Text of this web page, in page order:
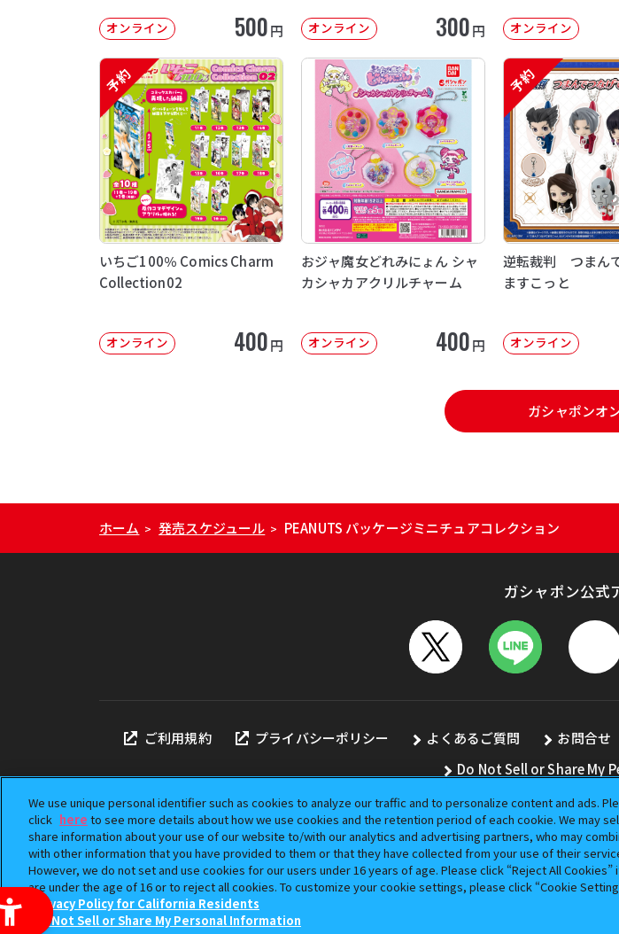
オンライン 500円 オンライン 300円 オンライン
予約
いちご100％ Comics Charm
Collection02
オンライン 400円
おジャ魔女どれみにょん シャ
カシャカアクリルチャーム
オンライン 400円
予約
逆転裁判 つまん
ますこっと
オンライン
ガシャポンオ
ホーム > 発売スケジュール > PEANUTS パッケージミニチュアコレクション
ガシャポン公式
ご利用規約 プライバシーポリシー よくあるご質問 お問合せ
Do Not Sell or Share My
本サイトに掲載されている全ての画像、文章、データの無断転用、転載をお
「ガシャポン」は株式会社バンダイの登録商標です。
©BANDAI
We use unique personal identifier such as cookies to analyze our traffic and to personalize content and ads.
click here to see more details about how we use cookies and the retention period of each cookie. We may
share information about your use of our website to/with our analytics and advertising partners, who may
with other information that you have provided to them or that they have collected from your use of their
However, we do not set and use cookies for our users under 16 years of age. Please click “Reject All Cookies”
are under the age of 16 or to reject all cookies. To customize your cookie settings, please click “Cookie
Privacy Policy for California Residents
Do Not Sell or Share My Personal Information